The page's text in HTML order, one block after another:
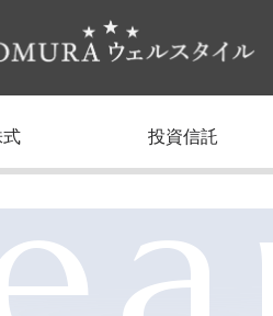
式 投資信託